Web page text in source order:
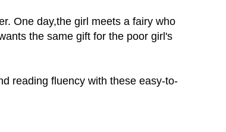
One day,the girl meets a fairy who
the same gift for the poor girl's
reading fluency with these easy-to-